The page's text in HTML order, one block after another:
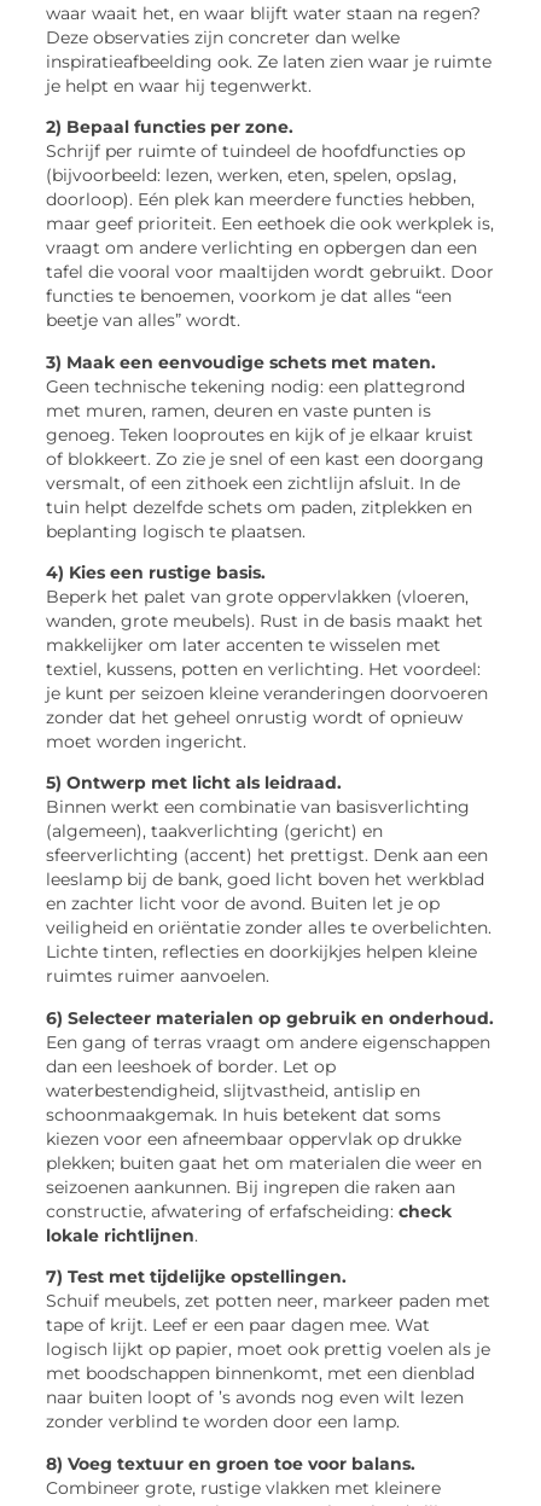
waar waait het, en waar blijft water staan na regen?
Deze observaties zijn concreter dan welke
inspiratieafbeelding ook. Ze laten zien waar je ruimte
je helpt en waar hij tegenwerkt.
2) Bepaal functies per zone.
Schrijf per ruimte of tuindeel de hoofdfuncties op
(bijvoorbeeld: lezen, werken, eten, spelen, opslag,
doorloop). Eén plek kan meerdere functies hebben,
maar geef prioriteit. Een eethoek die ook werkplek is,
vraagt om andere verlichting en opbergen dan een
tafel die vooral voor maaltijden wordt gebruikt. Door
functies te benoemen, voorkom je dat alles “een
beetje van alles” wordt.
3) Maak een eenvoudige schets met maten.
Geen technische tekening nodig: een plattegrond
met muren, ramen, deuren en vaste punten is
genoeg. Teken looproutes en kijk of je elkaar kruist
of blokkeert. Zo zie je snel of een kast een doorgang
versmalt, of een zithoek een zichtlijn afsluit. In de
tuin helpt dezelfde schets om paden, zitplekken en
beplanting logisch te plaatsen.
4) Kies een rustige basis.
Beperk het palet van grote oppervlakken (vloeren,
wanden, grote meubels). Rust in de basis maakt het
makkelijker om later accenten te wisselen met
textiel, kussens, potten en verlichting. Het voordeel:
je kunt per seizoen kleine veranderingen doorvoeren
zonder dat het geheel onrustig wordt of opnieuw
moet worden ingericht.
5) Ontwerp met licht als leidraad.
Binnen werkt een combinatie van basisverlichting
(algemeen), taakverlichting (gericht) en
sfeerverlichting (accent) het prettigst. Denk aan een
leeslamp bij de bank, goed licht boven het werkblad
en zachter licht voor de avond. Buiten let je op
veiligheid en oriëntatie zonder alles te overbelichten.
Lichte tinten, reflecties en doorkijkjes helpen kleine
ruimtes ruimer aanvoelen.
6) Selecteer materialen op gebruik en onderhoud.
Een gang of terras vraagt om andere eigenschappen
dan een leeshoek of border. Let op
waterbestendigheid, slijtvastheid, antislip en
schoonmaakgemak. In huis betekent dat soms
kiezen voor een afneembaar oppervlak op drukke
plekken; buiten gaat het om materialen die weer en
seizoenen aankunnen. Bij ingrepen die raken aan
constructie, afwatering of erfafscheiding:check
lokale richtlijnen.
7) Test met tijdelijke opstellingen.
Schuif meubels, zet potten neer, markeer paden met
tape of krijt. Leef er een paar dagen mee. Wat
logisch lijkt op papier, moet ook prettig voelen als je
met boodschappen binnenkomt, met een dienblad
naar buiten loopt of ’s avonds nog even wilt lezen
zonder verblind te worden door een lamp.
8) Voeg textuur en groen toe voor balans.
Combineer grote, rustige vlakken met kleinere